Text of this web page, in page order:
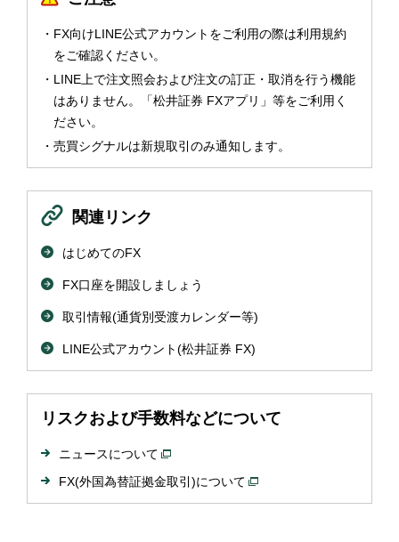
FX向けLINE公式アカウントをご利用の際は利用規約
をご確認ください。
LINE上で注文照会および注文の訂正・取消を行う機能
はありません。「松井証券 FXアプリ」等をご利用く
ださい。
売買シグナルは新規取引のみ通知します。
関連リンク
はじめてのFX
FX口座を開設しましょう
取引情報(通貨別受渡カレンダー等)
LINE公式アカウント(松井証券 FX)
リスクおよび手数料などについて
ニュースについて
FX(外国為替証拠金取引)について